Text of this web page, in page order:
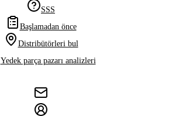
SSS
Başlamadan önce
Distribütörleri bul
Yedek parça pazarı analizleri